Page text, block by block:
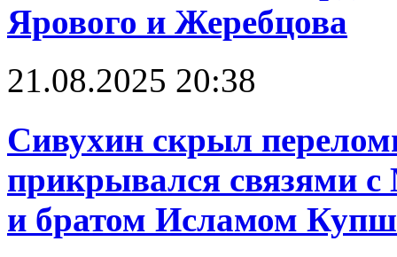
Ярового и Жеребцова
21.08.2025 20:38
Сивухин скрыл
прикрывался связями
и братом Исламом